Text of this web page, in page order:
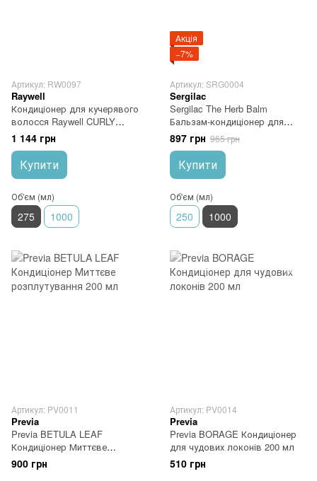
Артикул: RW0097
Raywell
Кондиціонер для кучерявого
волосся Raywell CURLY
CONTROL CONDITIONER 275
мл
1 144 грн
Купити
Об'єм (мл)
275 1000
Акція
−7%
Артикул: SRG0004
Sergilac
Sergilac The Herb Balm
Бальзам-кондиціонер для
волосся трав'яний 1000 мл
897 грн 965 грн
Купити
Об'єм (мл)
250 1000
Артикул: PV0011
Previa
Previa BETULA LEAF
Кондиціонер Миттєве
розплутування 200 мл
900 грн
Артикул: PV0014
Previa
Previa BORAGE Кондиціонер
для чудових локонів 200 мл
510 грн